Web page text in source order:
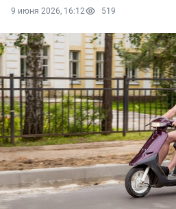
9 июня 2026, 16:12 519